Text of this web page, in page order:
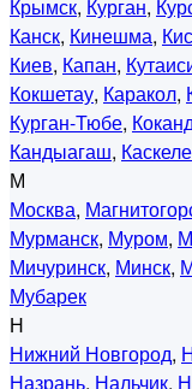
Крымск, Курган,
Канск, Кинешма,
Киев, Капан,
Кокшетау, Каракол,
Курган-Тюбе,
Кандыагаш,
М
Москва,
Мурманск, Муром,
Мичуринск, Минск,
Мубарек
Н
Нижний Новгород,
Назрань, Нальчик,